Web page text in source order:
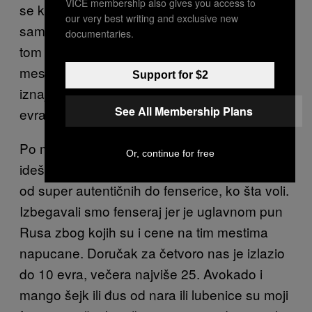
se kunu uBaga beach, ali to predlažem
samo ako ste u fazonu Budve. A ako ste u
tom fazonu, onda nemate šta da tražite na
mestu kao što je Goa, iskreno. Ljudi najčešće
iznajme kuću na mesec dana i to je oko 500
evra.
Po meni je to najbolja opcija, ne kuvaš, već
ideš okolo i obeduješ, ima predivnih mesta,
od super autentičnih do fenserice, ko šta voli.
Izbegavali smo fenseraj jer je uglavnom pun
Rusa zbog kojih su i cene na tim mestima
napucane. Doručak za četvoro nas je izlazio
do 10 evra, večera najviše 25. Avokado i
mango šejk ili đus od nara ili lubenice su moji
our very best writing and exclusive new
documentaries.
Support for $2
See All Membership Plans
Or, continue for free